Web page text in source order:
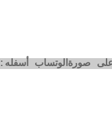
صورةالوتساب أسفله: